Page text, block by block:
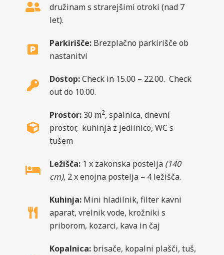
družinam s strarejšimi otroki (nad 7
let).
Parkirišče: Brezplačno parkirišče ob
nastanitvi
Dostop:Check in 15.00 – 22.00. Check
out do 10.00.
Prostor: 30 m2, spalnica, dnevni
prostor, kuhinja z jedilnico, WC s
tušem
Ležišča: 1 x zakonska postelja (140
cm), 2 x enojna postelja – 4 ležišča.
Kuhinja: Mini hladilnik, filter kavni
aparat, vrelnik vode, krožniki s
priborom, kozarci, kava in čaj
Kopalnica: brisače, kopalni plašči, tuš,